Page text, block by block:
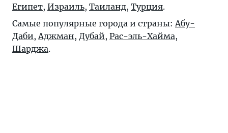
Египет, Израиль, Таиланд, Турция.
Самые популярные города и страны:Абу-
Даби,Аджман, Дубай, Рас-эль-Хайма,
Шарджа.